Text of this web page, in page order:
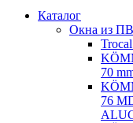
Каталог
Окна из
70
76